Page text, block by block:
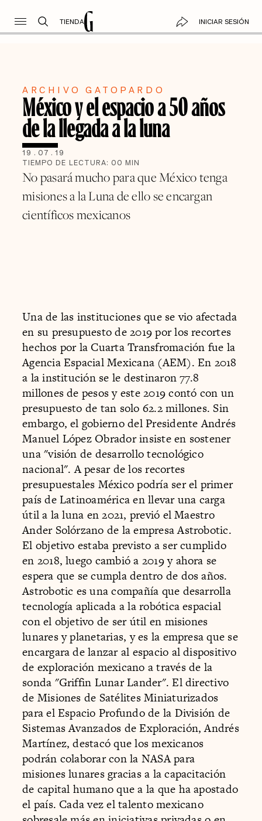
TIENDA INICIAR SESIÓN
ARCHIVO GATOPARDO
México y el espacio a 50 años
de la llegada a la luna
19 . 07 . 19
TIEMPO DE LECTURA: 00 MIN
No pasará mucho para que México tenga
misiones a la Luna de ello se encargan
científicos mexicanos
Una de las instituciones que se vio afectada
en su presupuesto de 2019 por los recortes
hechos por la Cuarta Transfromación fue la
Agencia Espacial Mexicana (AEM). En 2018
a la institución se le destinaron 77.8
millones de pesos y este 2019 contó con un
presupuesto de tan solo 62.2 millones. Sin
embargo, el gobierno del Presidente Andrés
Manuel López Obrador insiste en sostener
una "visión de desarrollo tecnológico
nacional". A pesar de los recortes
presupuestales México podría ser el primer
país de Latinoamérica en llevar una carga
útil a la luna en 2021, previó el Maestro
Ander Solórzano de la empresa Astrobotic.
El objetivo estaba previsto a ser cumplido
en 2018, luego cambió a 2019 y ahora se
espera que se cumpla dentro de dos años.
Astrobotic es una compañía que desarrolla
tecnología aplicada a la robótica espacial
con el objetivo de ser útil en misiones
lunares y planetarias, y es la empresa que se
encargara de lanzar al espacio al dispositivo
de exploración mexicano a través de la
sonda "Griffin Lunar Lander". El directivo
de Misiones de Satélites Miniaturizados
para el Espacio Profundo de la División de
Sistemas Avanzados de Exploración, Andrés
Martínez, destacó que los mexicanos
podrán colaborar con la NASA para
misiones lunares gracias a la capacitación
de capital humano que a la que ha apostado
el país. Cada vez el talento mexicano